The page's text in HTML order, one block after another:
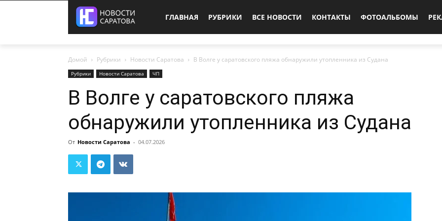
ГЛАВНАЯ РУБРИКИ ВСЕ НОВОСТИ КОНТАКТЫ ФОТОАЛЬБОМЫ
Домой Рубрики Новости Саратова В Волге у саратовского пляжа обнаружили утопленника из Судана
Рубрики Новости Саратова ЧП
В Волге у саратовского пляжа
обнаружили утопленника из Судана
От Новости Саратова - 04.07.2026